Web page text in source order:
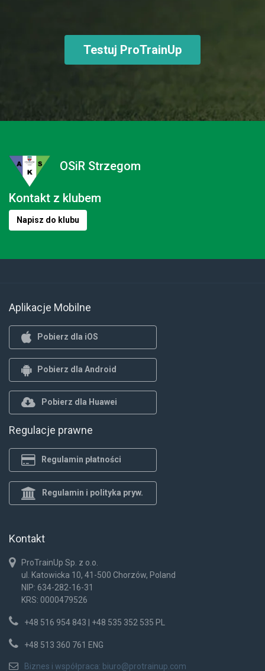
Testuj ProTrainUp
OSiR Strzegom
Kontakt z klubem
Napisz do klubu
Aplikacje Mobilne
Pobierz dla iOS
Pobierz dla Android
Pobierz dla Huawei
Regulacje prawne
Regulamin płatności
Regulamin i polityka pryw.
Kontakt
ProTrainUp Sp. z o.o.
ul. Katowicka 10, 41-500 Chorzów, Poland
NIP: 634-282-16-31
KRS: 0000479526
+48 516 954 843 | +48 535 352 535 PL
+48 513 360 761 ENG
Biznes i współpraca: biuro@protrainup.com